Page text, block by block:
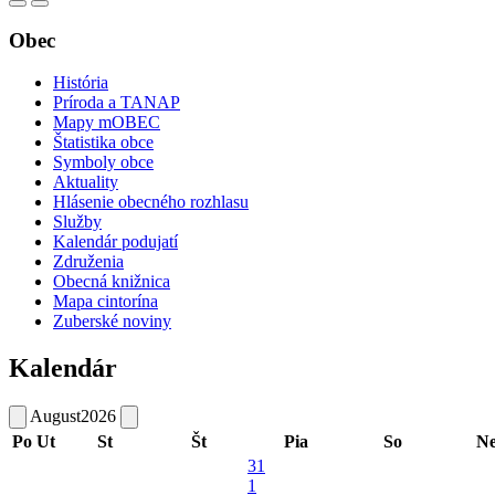
Obec
História
Príroda a TANAP
Mapy mOBEC
Štatistika obce
Symboly obce
Aktuality
Hlásenie obecného rozhlasu
Služby
Kalendár podujatí
Združenia
Obecná knižnica
Mapa cintorína
Zuberské noviny
Kalendár
August2026
Po Ut St Št Pia So
31
1